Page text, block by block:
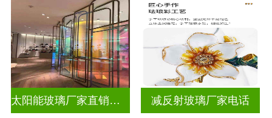
太阳能玻璃厂家直销批发 减反射玻璃厂家电话